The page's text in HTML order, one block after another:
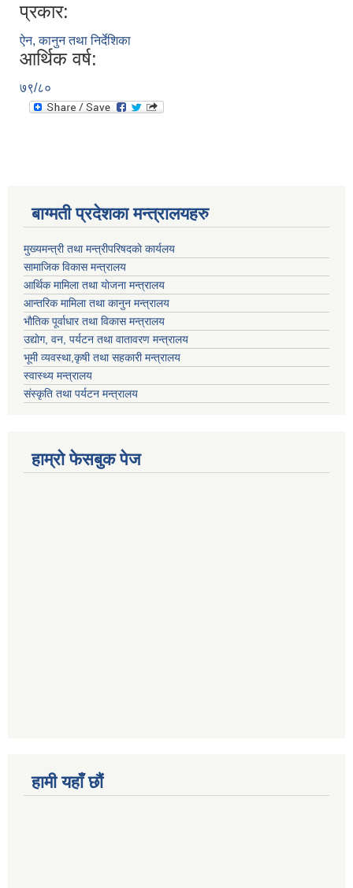
प्रकार:
ऐन, कानुन तथा निर्देशिका
आर्थिक वर्ष:
७९/८०
बाग्मती प्रदेशका मन्त्रालयहरु
मुख्यमन्त्री तथा मन्त्रीपरिषदकाे कार्यलय
सामाजिक विकास मन्त्रालय
आर्थिक मामिला तथा याेजना मन्त्रालय
आन्तरिक मामिला तथा कानुन मन्त्रालय
भाैतिक पूर्वाधार तथा विकास मन्त्रालय
उद्याेग, वन, पर्यटन तथा वातावरण मन्त्रालय
भूमी व्यवस्था,कृषी तथा सहकारी मन्त्रालय
स्वास्थ्य मन्त्रालय
संस्कृति तथा पर्यटन मन्त्रालय
हाम्राे फेसबुक पेज
हामी यहाँ छौं